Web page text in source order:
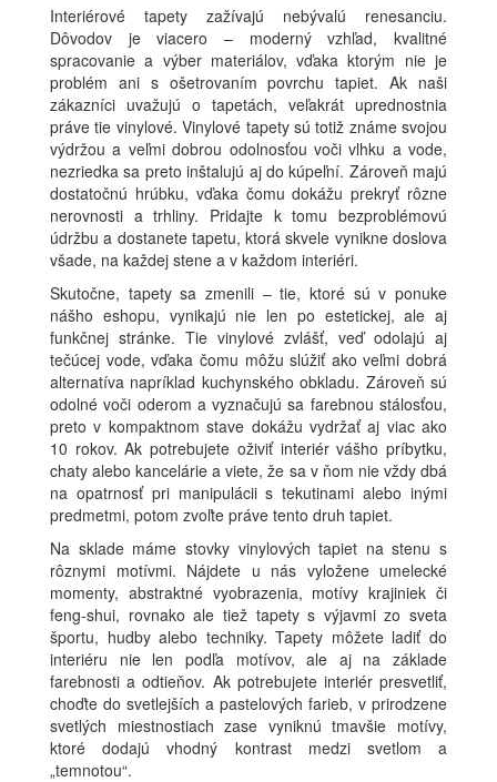
Interiérové tapety zažívajú nebývalú renesanciu.
Dôvodov je viacero – moderný vzhľad, kvalitné
spracovanie a výber materiálov, vďaka ktorým nie je
problém ani s ošetrovaním povrchu tapiet. Ak naši
zákazníci uvažujú o tapetách, veľakrát uprednostnia
práve tie vinylové. Vinylové tapety sú totiž známe svojou
výdržou a veľmi dobrou odolnosťou voči vlhku a vode,
nezriedka sa preto inštalujú aj do kúpeľní. Zároveň majú
dostatočnú hrúbku, vďaka čomu dokážu prekryť rôzne
nerovnosti a trhliny. Pridajte k tomu bezproblémovú
údržbu a dostanete tapetu, ktorá skvele vynikne doslova
všade, na každej stene a v každom interiéri.
Skutočne, tapety sa zmenili – tie, ktoré sú v ponuke
nášho eshopu, vynikajú nie len po estetickej, ale aj
funkčnej stránke. Tie vinylové zvlášť, veď odolajú aj
tečúcej vode, vďaka čomu môžu slúžiť ako veľmi dobrá
alternatíva napríklad kuchynského obkladu. Zároveň sú
odolné voči oderom a vyznačujú sa farebnou stálosťou,
preto v kompaktnom stave dokážu vydržať aj viac ako
10 rokov. Ak potrebujete oživiť interiér vášho príbytku,
chaty alebo kancelárie a viete, že sa v ňom nie vždy dbá
na opatrnosť pri manipulácii s tekutinami alebo inými
predmetmi, potom zvoľte práve tento druh tapiet.
Na sklade máme stovky vinylových tapiet na stenu s
rôznymi motívmi. Nájdete u nás vyložene umelecké
momenty, abstraktné vyobrazenia, motívy krajiniek či
feng-shui, rovnako ale tiež tapety s výjavmi zo sveta
športu, hudby alebo techniky. Tapety môžete ladiť do
interiéru nie len podľa motívov, ale aj na základe
farebnosti a odtieňov. Ak potrebujete interiér presvetliť,
choďte do svetlejších a pastelových farieb, v prirodzene
svetlých miestnostiach zase vyniknú tmavšie motívy,
ktoré dodajú vhodný kontrast medzi svetlom a
„temnotou“.